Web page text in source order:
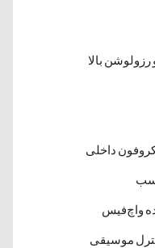
داخلی
واچ‌فیس
موسیقی